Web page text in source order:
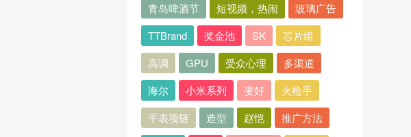
青岛啤酒节
短视频，热闹
玻璃广告
TTBrand
奖金池 SK
芯片组
高调
GPU 受众心理
多渠道
海尔
小米系列 变好
火枪手
手表项链
造型 赵恺
推广方法